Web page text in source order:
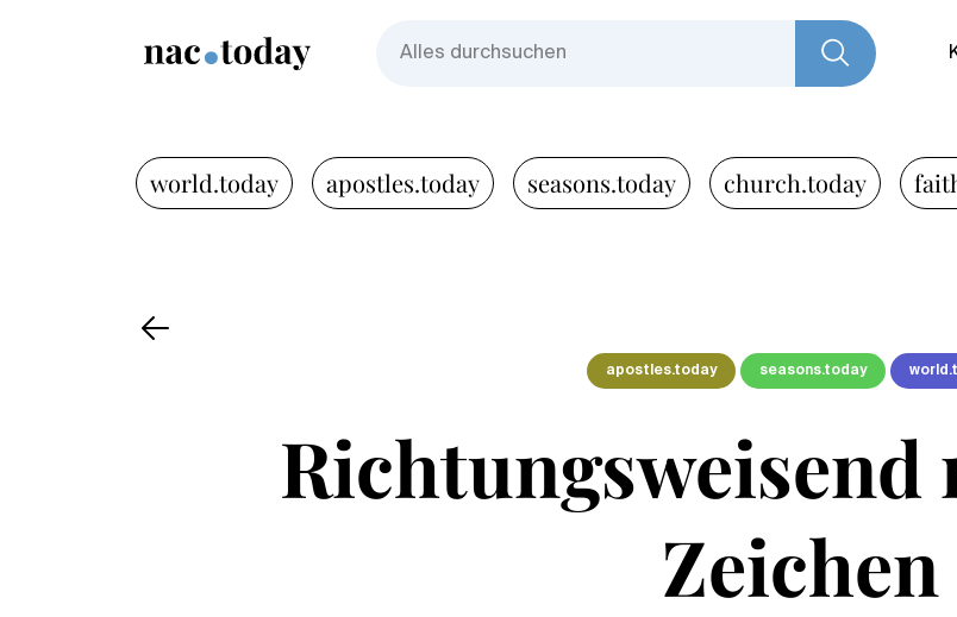
world.today apostles.today seasons.today church.today
apostles.today seasons.today
Zeichen